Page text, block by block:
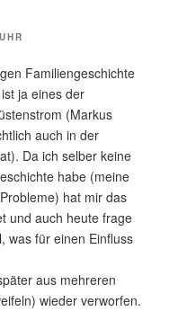
Familiengeschichte
ja eines der
(Markus
auch in der
Da ich selber keine
habe (meine
hat mir das
und auch heute frage
was für einen Einfluss
aus mehreren
wieder verworfen.